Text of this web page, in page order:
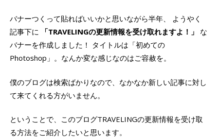
バナーつくって貼ればいいかと思いながら半年、 ようやく
記事下に
「TRAVELINGの更新情報を受け取れますよ！」
な
バナーを作成しました！ タイトルは「初めての
Photoshop」。なんか変な感じなのはご容赦を。
僕のブログは検索ばかりなので、なかなか新しい記事に対し
て来てくれる方がいません。
ということで、このブログTRAVELINGの更新情報を受け取
る方法をご紹介したいと思います。